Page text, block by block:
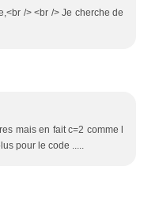
/> <br /> Je cherche de
mais en fait c=2 comme l
pour le code .....